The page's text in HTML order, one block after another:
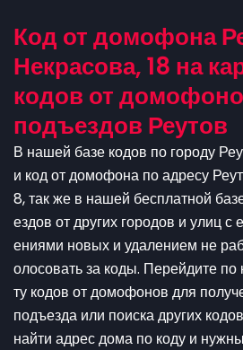
Код от домофона
Некрасова, 18 на
кодов от
подъездов Реутов
В нашей базе кодов по городу
и код от домофона по адресу
8, так же в нашей бесплатной
ездов от других городов и улиц
ениями новых и удалением не
олосовать за коды. Перейдите по
ту кодов от домофонов для
подъезда или поиска других
найти адрес дома по коду и